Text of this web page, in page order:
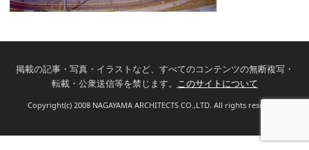
掲載の記事・写真・イラストなど、すべてのコンテンツの無断複写・
転載・公衆送信等を禁じます。 このサイトについて
Copyright(c) 2008 NAGAYAMA ARCHITECTS CO.,LTD. All rights reserved.